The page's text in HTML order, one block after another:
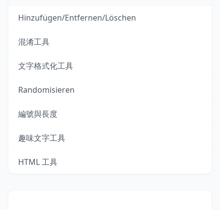
Hinzufügen/Entfernen/Löschen
混淆工具
文字格式化工具
Randomisieren
編號與長度
趣味文字工具
HTML 工具